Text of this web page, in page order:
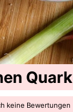
Quark
keine Bewertungen